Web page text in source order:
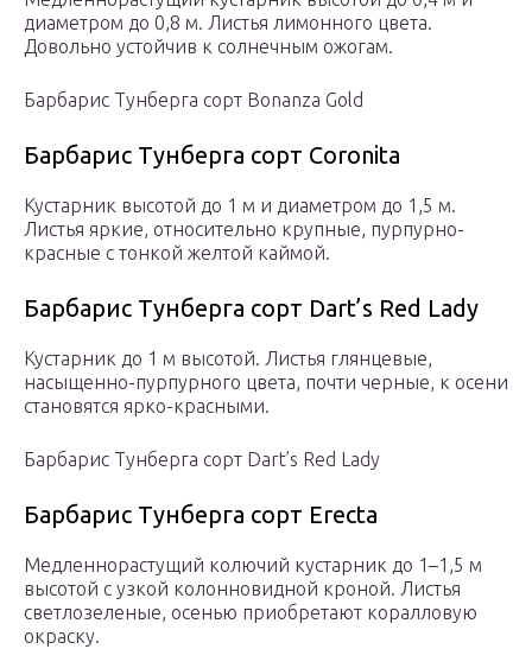
диаметром до 0,8 м. Листья лимонного цвета.
Довольно устойчив к солнечным ожогам.
Барбарис Тунберга сорт Bonanza Gold
Барбарис Тунберга сорт Coronita
Кустарник высотой до 1 м и диаметром до 1,5 м.
Листья яркие, относительно крупные, пурпурно-
красные с тонкой желтой каймой.
Барбарис Тунберга сорт Dart’s Red Lady
Кустарник до 1 м высотой. Листья глянцевые,
насыщенно-пурпурного цвета, почти черные, к осени
становятся ярко-красными.
Барбарис Тунберга сорт Dart’s Red Lady
Барбарис Тунберга сорт Erecta
Медленнорастущий колючий кустарник до 1–1,5 м
высотой с узкой колонновидной кроной. Листья
светлозеленые, осенью приобретают коралловую
окраску.